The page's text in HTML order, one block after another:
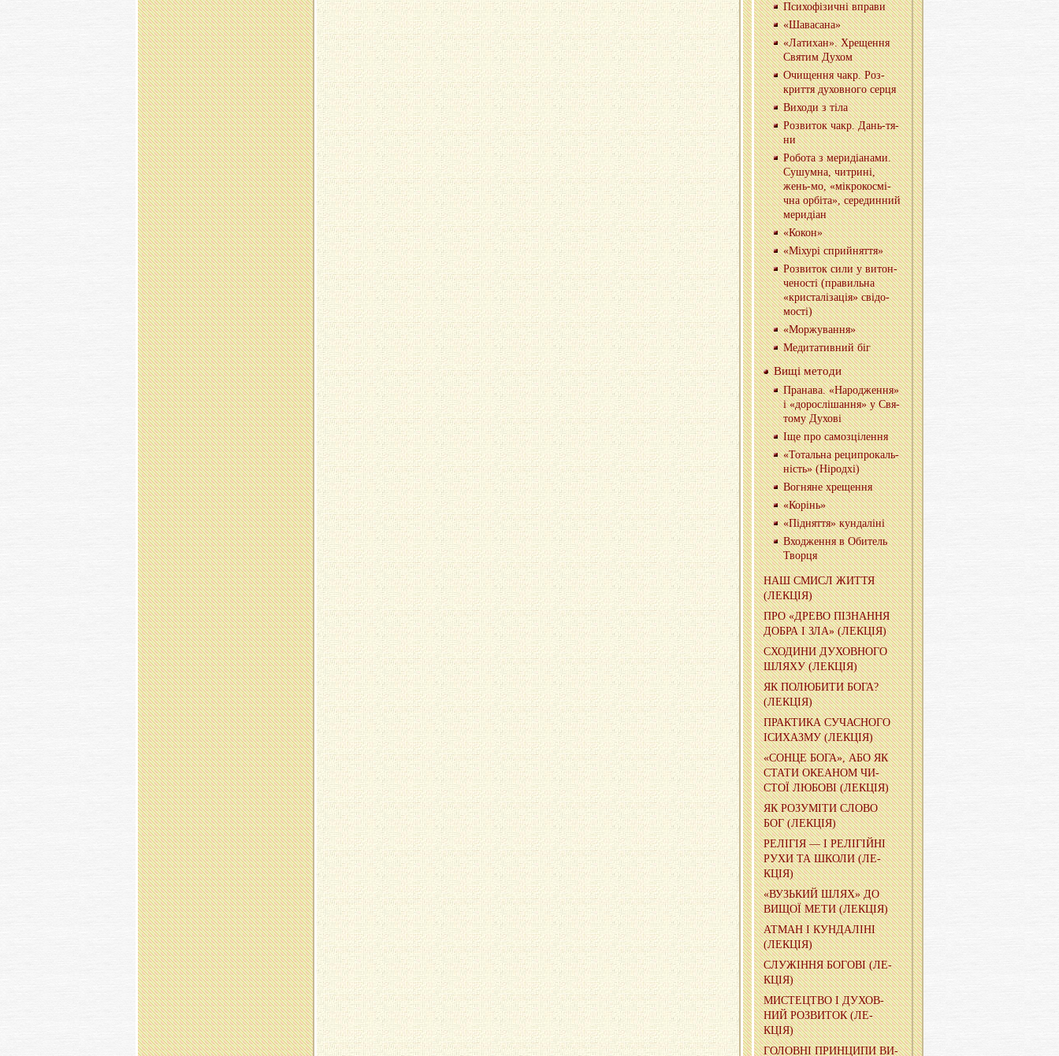
Пси­хо­фі­зи­чні впра­ви
«Ша­ва­са­на»
«Ла­ти­хан». Хре­ще­н­ня
Свя­тим Духом
Очи­ще­н­ня чакр. Роз­
кри­т­тя ду­хов­но­го серця
Ви­хо­ди з тіла
Роз­ви­ток чакр. Дань-тя­
ни
Ро­бо­та з ме­ри­ді­а­на­ми.
Су­шум­на, чи­три­ні,
жень-мо, «мі­кро­ко­смі­
чна ор­бі­та», се­ре­дин­ний
ме­ри­ді­ан
«Кокон»
«Мі­ху­рі сприйня­т­тя»
Роз­ви­ток сили у ви­тон­
че­но­сті (пра­виль­на
«кри­ста­лі­за­ція» сві­до­
мо­сті)
«Мор­жу­ва­н­ня»
Ме­ди­та­тив­ний біг
Вищі ме­то­ди
Пра­на­ва. «На­ро­дже­н­ня»
і «до­ро­слі­ша­н­ня» у Свя­
то­му Ду­хо­ві
Іще про са­моз­ці­ле­н­ня
«То­таль­на ре­ци­про­каль­
ність» (Ні­род­хі)
Во­гня­не хре­ще­н­ня
«Ко­рінь»
«Під­ня­т­тя» кун­да­лі­ні
Вхо­дже­н­ня в Оби­тель
Твор­ця
НАШ СМИСЛ ЖИТТЯ
(ЛЕ­КЦІЯ)
ПРО «ДРЕВО ПІ­ЗНА­Н­НЯ
ДОБРА І ЗЛА» (ЛЕ­КЦІЯ)
СХО­ДИ­НИ ДУ­ХОВ­НО­ГО
ШЛЯХУ (ЛЕ­КЦІЯ)
ЯК ПО­ЛЮ­БИ­ТИ БОГА?
(ЛЕ­КЦІЯ)
ПРА­КТИ­КА СУ­ЧА­СНО­ГО
ІСИ­ХА­ЗМУ (ЛЕ­КЦІЯ)
«СОНЦЕ БОГА», АБО ЯК
СТАТИ ОКЕ­А­НОМ ЧИ­
СТОЇ ЛЮ­БО­ВІ (ЛЕ­КЦІЯ)
ЯК РО­ЗУ­МІ­ТИ СЛОВО
БОГ (ЛЕ­КЦІЯ)
РЕ­ЛІ­ГІЯ — І РЕ­ЛІ­ГІЙ­НІ
РУХИ ТА ШКОЛИ (ЛЕ­
КЦІЯ)
«ВУЗЬ­КИЙ ШЛЯХ» ДО
ВИЩОЇ МЕТИ (ЛЕ­КЦІЯ)
АТМАН І КУН­ДА­ЛІ­НІ
(ЛЕ­КЦІЯ)
СЛУ­ЖІ­Н­НЯ БО­ГО­ВІ (ЛЕ­
КЦІЯ)
МИ­СТЕ­ЦТВО І ДУ­ХОВ­
НИЙ РОЗ­ВИ­ТОК (ЛЕ­
КЦІЯ)
ГО­ЛОВ­НІ ПРИН­ЦИ­ПИ ВИ­